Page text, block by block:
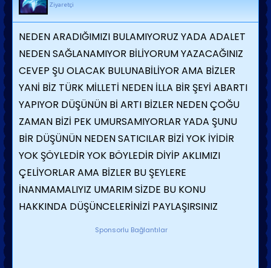
Ziyaretçi
NEDEN ARADIĞIMIZI BULAMIYORUZ YADA ADALET
NEDEN SAĞLANAMIYOR BİLİYORUM YAZACAĞINIZ
CEVEP ŞU OLACAK BULUNABİLİYOR AMA BİZLER
YANİ BİZ TÜRK MİLLETİ NEDEN İLLA BİR ŞEYİ ABARTI
YAPIYOR DÜŞÜNÜN Bİ ARTI BİZLER NEDEN ÇOĞU
ZAMAN BİZİ PEK UMURSAMIYORLAR YADA ŞUNU
BİR DÜŞÜNÜN NEDEN SATICILAR BİZİ YOK İYİDİR
YOK ŞÖYLEDİR YOK BÖYLEDİR DİYİP AKLIMIZI
ÇELİYORLAR AMA BİZLER BU ŞEYLERE
İNANMAMALIYIZ UMARIM SİZDE BU KONU
HAKKINDA DÜŞÜNCELERİNİZİ PAYLAŞIRSINIZ
Sponsorlu Bağlantılar